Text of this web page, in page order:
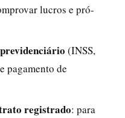
lucros e pró-
(INSS,
pagamento de
registrado: para